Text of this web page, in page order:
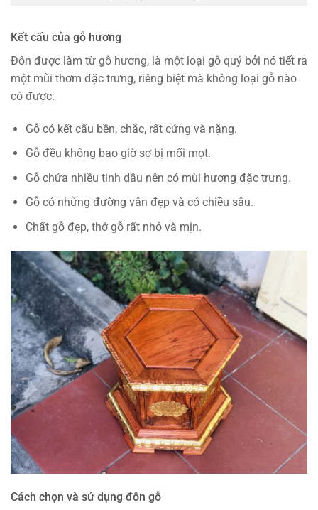
Kết cấu của gỗ hương
Đôn được làm từ gỗ hương, là một loại gỗ quý bởi nó tiết ra
một mũi thơm đặc trưng, riêng biệt mà không loại gỗ nào
có được.
Gỗ có kết cấu bền, chắc, rất cứng và nặng.
Gỗ đều không bao giờ sợ bị mối mọt.
Gỗ chứa nhiều tinh dầu nên có mùi hương đặc trưng.
Gỗ có những đường vân đẹp và có chiều sâu.
Chất gỗ đẹp, thớ gỗ rất nhỏ và mịn.
Cách chọn và sử dụng đôn gỗ